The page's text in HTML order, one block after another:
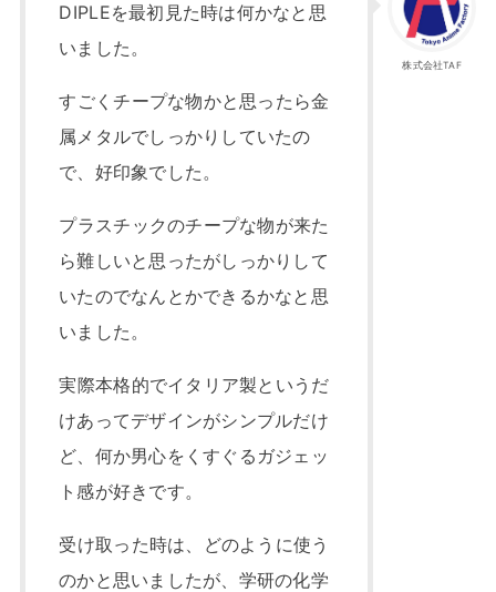
株式会社TAF
DIPLEを最初見た時は何かなと思
いました。
すごくチープな物かと思ったら金
属メタルでしっかりしていたの
で、好印象でした。
プラスチックのチープな物が来た
ら難しいと思ったがしっかりして
いたのでなんとかできるかなと思
いました。
実際本格的でイタリア製というだ
けあってデザインがシンプルだけ
ど、何か男心をくすぐるガジェッ
ト感が好きです。
受け取った時は、どのように使う
のかと思いましたが、学研の化学